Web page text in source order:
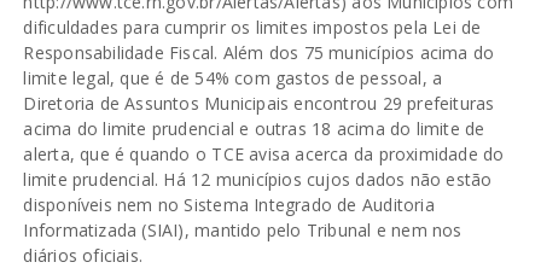
dificuldades para cumprir os limites impostos pela Lei de
Responsabilidade Fiscal. Além dos 75 municípios acima do
limite legal, que é de 54% com gastos de pessoal, a
Diretoria de Assuntos Municipais encontrou 29 prefeituras
acima do limite prudencial e outras 18 acima do limite de
alerta, que é quando o TCE avisa acerca da proximidade do
limite prudencial. Há 12 municípios cujos dados não estão
disponíveis nem no Sistema Integrado de Auditoria
Informatizada (SIAI), mantido pelo Tribunal e nem nos
diários oficiais.